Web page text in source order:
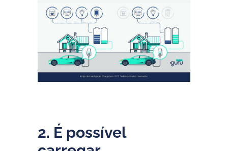
2. É possível